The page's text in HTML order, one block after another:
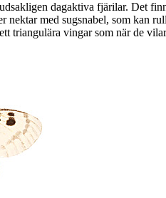
dagaktiva fjärilar. Det
nektar med sugsnabel, som kan
triangulära vingar som när de